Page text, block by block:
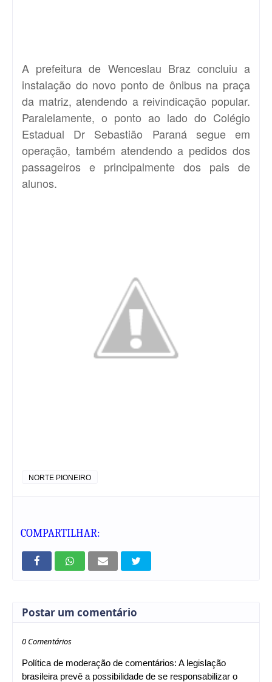
A prefeitura de Wenceslau Braz concluiu a
instalação do novo ponto de ônibus na praça
da matriz, atendendo a reivindicação popular.
Paralelamente, o ponto ao lado do Colégio
Estadual Dr Sebastião Paraná segue em
operação, também atendendo a pedidos dos
passageiros e principalmente dos pais de
alunos.
NORTE PIONEIRO
COMPARTILHAR:
Postar um comentário
0 Comentários
Política de moderação de comentários: A legislação
brasileira prevê a possibilidade de se responsabilizar o